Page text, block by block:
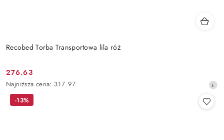
Recobed Torba Transportowa lila róż
Cena
promocyjna:
276.63
Najniższa
cena
Najniższa cena: 317.97
-13%